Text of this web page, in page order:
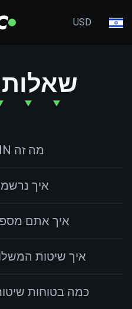
USD
שאלות
מה זה FUTCOIN?
איך
איך אתם
איך שיטות
כמה בטוחות